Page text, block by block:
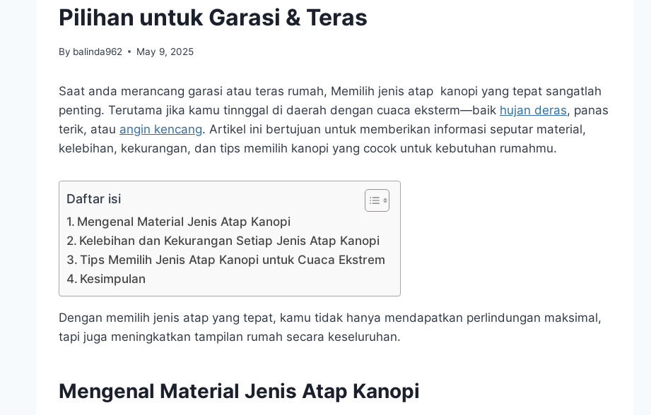
Pilihan untuk Garasi & Teras
By balinda962 May 9, 2025
Saat anda merancang garasi atau teras rumah, Memilih jenis atap kanopi yang tepat sangatlah
penting. Terutama jika kamu tinnggal di daerah dengan cuaca eksterm—baik hujan deras, panas
terik, atau angin kencang. Artikel ini bertujuan untuk memberikan informasi seputar material,
kelebihan, kekurangan, dan tips memilih kanopi yang cocok untuk kebutuhan rumahmu.
Daftar isi
Mengenal Material Jenis Atap Kanopi
Kelebihan dan Kekurangan Setiap Jenis Atap Kanopi
Tips Memilih Jenis Atap Kanopi untuk Cuaca Ekstrem
Kesimpulan
Dengan memilih jenis atap yang tepat, kamu tidak hanya mendapatkan perlindungan maksimal,
tapi juga meningkatkan tampilan rumah secara keseluruhan.
Mengenal Material Jenis Atap Kanopi